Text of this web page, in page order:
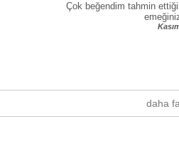
Çok beğendim tahmin
daha